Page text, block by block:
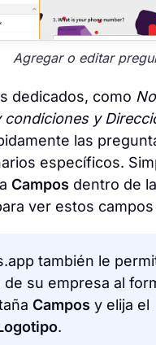
Agregar o editar
dedicados, como
condiciones y
las
específicos.
Campos dentro de
ver estos
también le
de su empresa al
Campos y elija el
.